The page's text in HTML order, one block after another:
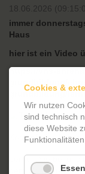
18.06.2026
immer
Haus
hier ist ein Video
https://vhs-
grundbildung/
Kostenfreies
Lernen Sie bei
dem Computer.
Cookies &
Wir nutzen
sind technisch
diese Website